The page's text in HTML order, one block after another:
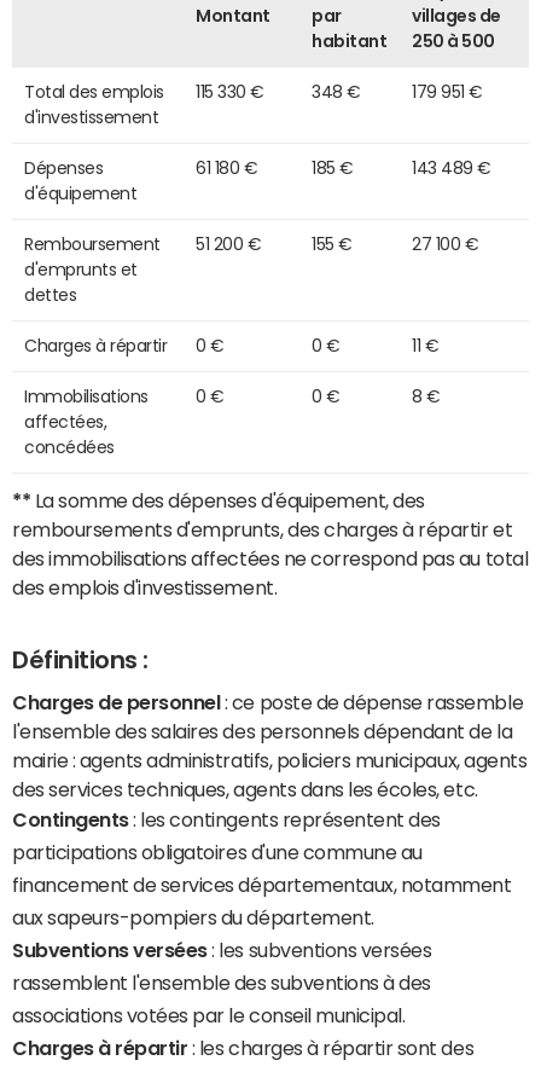
Montant
par
habitant
villages de
250 à 500
Total des emplois
d'investissement
115 330 € 348 € 179 951 €
Dépenses
d'équipement
61 180 € 185 € 143 489 €
Remboursement
d'emprunts et
dettes
51 200 € 155 € 27 100 €
Charges à répartir 0 € 0 € 11 €
Immobilisations
affectées,
concédées
0 € 0 € 8 €
** La somme des dépenses d'équipement, des
remboursements d'emprunts, des charges à répartir et
des immobilisations affectées ne correspond pas au total
des emplois d'investissement.
Définitions :
Charges de personnel : ce poste de dépense rassemble
l'ensemble des salaires des personnels dépendant de la
mairie : agents administratifs, policiers municipaux, agents
des services techniques, agents dans les écoles, etc.
Contingents: les contingents représentent des
participations obligatoires d'une commune au
financement de services départementaux, notamment
aux sapeurs-pompiers du département.
Subventions versées: les subventions versées
rassemblent l'ensemble des subventions à des
associations votées par le conseil municipal.
Charges à répartir : les charges à répartir sont des